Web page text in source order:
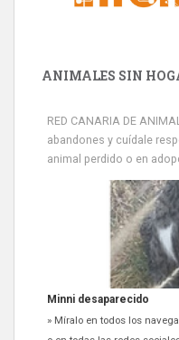
ANIMALES SIN
RED CANARIA DE
abandones y cuídale
animal perdido o en
Siami Perdida
Se llama Siami,es hembra